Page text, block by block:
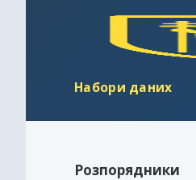
Набори даних
Розпорядники